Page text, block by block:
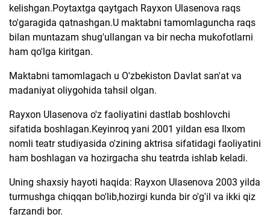
kelishgan.Poytaxtga qaytgach Rayxon Ulasenova raqs
to'garagida qatnashgan.U maktabni tamomlaguncha raqs
bilan muntazam shug'ullangan va bir necha mukofotlarni
ham qo'lga kiritgan.
Maktabni tamomlagach u O'zbekiston Davlat san'at va
madaniyat oliygohida tahsil olgan.
Rayxon Ulasenova o'z faoliyatini dastlab boshlovchi
sifatida boshlagan.Keyinroq yani 2001 yildan esa Ilxom
nomli teatr studiyasida o'zining aktrisa sifatidagi faoliyatini
ham boshlagan va hozirgacha shu teatrda ishlab keladi.
Uning shaxsiy hayoti haqida: Rayxon Ulasenova 2003 yilda
turmushga chiqqan bo'lib,hozirgi kunda bir o'g'il va ikki qiz
farzandi bor.